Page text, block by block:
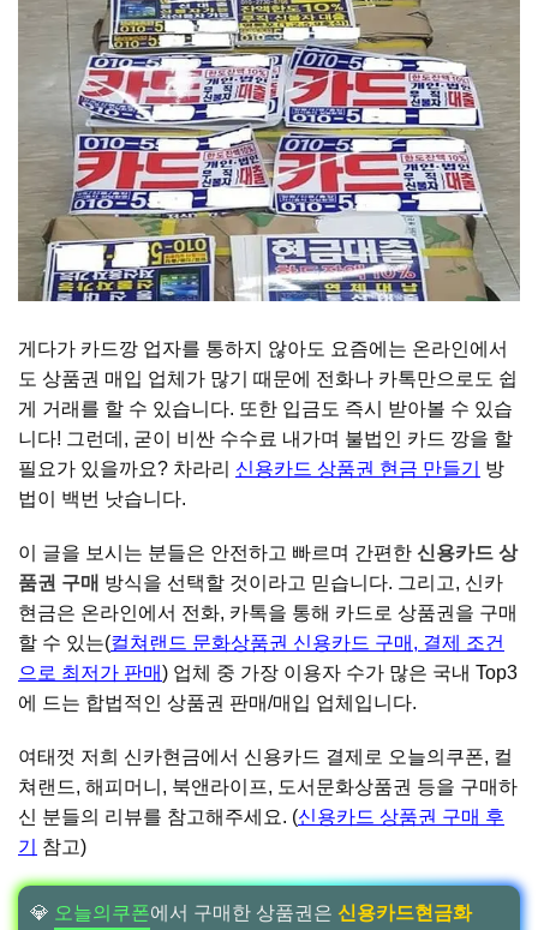
게다가 카드깡 업자를 통하지 않아도 요즘에는 온라인에서
도 상품권 매입 업체가 많기 때문에 전화나 카톡만으로도 쉽
게 거래를 할 수 있습니다. 또한 입금도 즉시 받아볼 수 있습
니다! 그런데, 굳이 비싼 수수료 내가며 불법인 카드 깡을 할
필요가 있을까요? 차라리 신용카드 상품권 현금 만들기
방
법이 백번 낫습니다.
이 글을 보시는 분들은 안전하고 빠르며 간편한 신용카드 상
품권 구매 방식을 선택할 것이라고 믿습니다. 그리고, 신카
현금은 온라인에서 전화, 카톡을 통해 카드로 상품권을 구매
할 수 있는(컬쳐랜드 문화상품권 신용카드 구매, 결제 조건
으로 최저가 판매) 업체 중 가장 이용자 수가 많은 국내 Top3
에 드는 합법적인 상품권 판매/매입 업체입니다.
여태껏 저희 신카현금에서 신용카드 결제로 오늘의쿠폰, 컬
쳐랜드, 해피머니, 북앤라이프, 도서문화상품권 등을 구매하
신 분들의 리뷰를 참고해주세요. (신용카드 상품권 구매 후
기
참고)
💎 오늘의쿠폰에서 구매한 상품권은 신용카드현금화